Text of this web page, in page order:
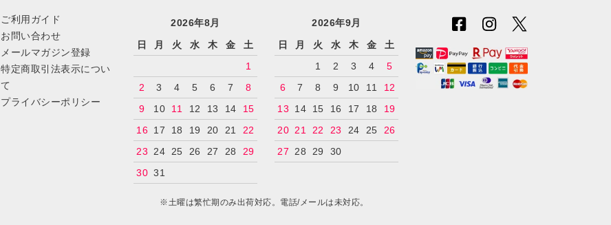
ご利用ガイド
お問い合わせ
メールマガジン登録
特定商取引法表示につい
て
プライバシーポリシー
2026年8月
日
月 火 水 木 金
土
1
2
3 4 5 6 7
8
9
10 11 12 13 14
15
16 17 18 19 20 21
22
23
24 25 26 27 28
29
30 31
2026年9月
日
月 火 水 木 金
土
1
2 3 4
5
6
7 8 9 10 11
12
13
14 15 16 17 18
19
20 21 22 23 24 25
26
27
28 29 30
※土曜は繁忙期のみ出荷対応。電話/メールは未対応。